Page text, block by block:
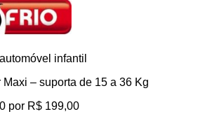
infantil
Maxi – suporta de 15 a 36 Kg
por R$ 199,00